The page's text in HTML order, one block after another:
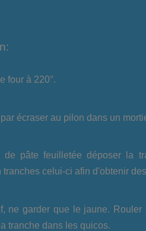
four à 220°.
écraser au pilon dans un
de pâte feuilletée déposer la
tranches celui-ci afin d'obtenir
ne garder que le jaune.
tranche dans les quicos.